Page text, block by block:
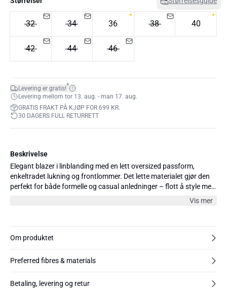
32 34 36 38 40
42 44 46
Levering er gratis!*
Levering mellom tor 13. aug. - man 17. aug.
GRATIS FRAKT PÅ KJØP FOR 699 KR.
30 DAGERS FULL RETURRETT
Beskrivelse
Elegant blazer i linblanding med en lett oversized passform,
enkeltradet lukning og frontlommer. Det lette materialet gjør den
perfekt for både formelle og casual anledninger – flott å style med
Vis mer
Om produktet
Preferred fibres & materials
Betaling, levering og retur